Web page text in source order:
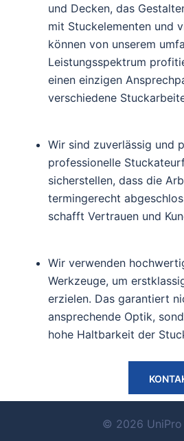
und Decken, das
mit Stuckelementen und
können von unserem
Leistungsspektrum
einen einzigen
verschiedene
Wir sind zuverlässig und
professionelle
sicherstellen, dass die
termingerecht
schafft Vertrauen und
Wir verwenden
Werkzeuge, um
erzielen. Das garantiert
ansprechende Optik,
hohe Haltbarkeit der
© 2026 UniPro